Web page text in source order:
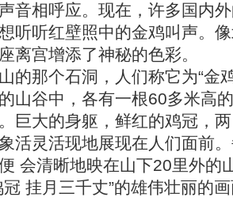
音相呼应。现在，许多国内
听听红壁照中的金鸡叫声。
离宫增添了神秘的色彩。
那个石洞，人们称它为“金
山谷中，各有一根60多米高
巨大的身躯，鲜红的鸡冠，
活灵活现地展现在人们面前
会清晰地映在山下20里外的
冠 挂月三千丈”的雄伟壮丽的